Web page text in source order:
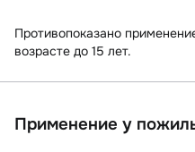
Противопоказано
возрасте до 15 лет.
Применение у